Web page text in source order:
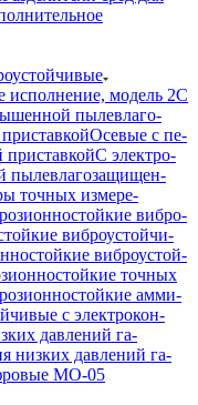
исполнение, модель 2С
пы­ле­вла­го­
Осе­вые с пе­
приставкойС элек­тро­
пыле­вла­го­за­щи­щен­
точ­ных изме­ре­
виб­ро­
виб­ро­ус­той­чи­
виб­ро­ус­той­
точ­ных
ам­ми­
с элек­тро­кон­
дав­ле­ний га­
низ­ких дав­ле­ний га­
МО-05